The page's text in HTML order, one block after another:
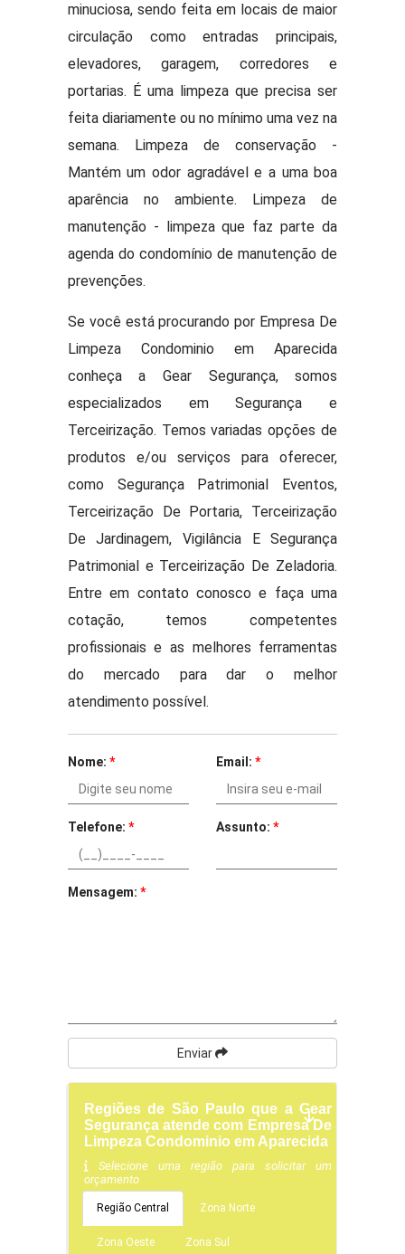
minuciosa, sendo feita em locais de maior
circulação como entradas principais,
elevadores, garagem, corredores e
portarias. É uma limpeza que precisa ser
feita diariamente ou no mínimo uma vez na
semana. Limpeza de conservação -
Mantém um odor agradável e a uma boa
aparência no ambiente. Limpeza de
manutenção - limpeza que faz parte da
agenda do condomínio de manutenção de
prevenções.
Se você está procurando por Empresa De
Limpeza Condominio em Aparecida
conheça a Gear Segurança, somos
especializados em Segurança e
Terceirização. Temos variadas opções de
produtos e/ou serviços para oferecer,
como Segurança Patrimonial Eventos,
Terceirização De Portaria, Terceirização
De Jardinagem, Vigilância E Segurança
Patrimonial e Terceirização De Zeladoria.
Entre em contato conosco e faça uma
cotação, temos competentes
profissionais e as melhores ferramentas
do mercado para dar o melhor
atendimento possível.
Nome: * Email: *
Telefone: * Assunto: *
Mensagem: *
Enviar
Regiões de São Paulo que a Gear
Segurança atende com Empresa De
Limpeza Condominio em Aparecida
Selecione uma região para solicitar um
orçamento
Região Central Zona Norte
Zona Oeste Zona Sul